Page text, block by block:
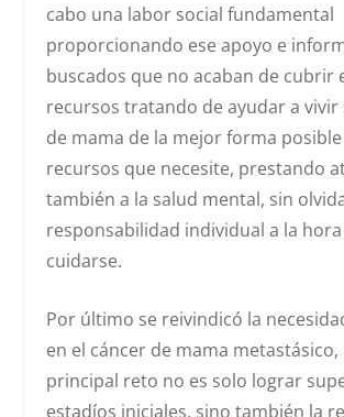
cabo una labor social fundamental
proporcionando ese apoyo e
buscados que no acaban de cubrir
recursos tratando de ayudar a vivir
de mama de la mejor forma
recursos que necesite, prestando
también a la salud mental, sin
responsabilidad individual a la
cuidarse.
Por último se reivindicó la
en el cáncer de mama metastásico,
principal reto no es solo lograr
estadíos iniciales, sino también la